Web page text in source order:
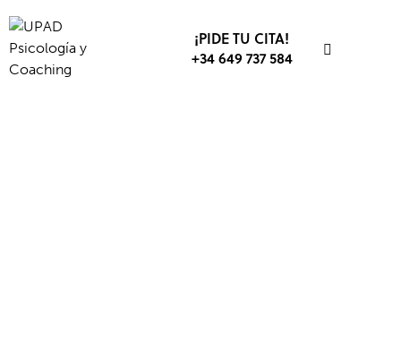
¡PIDE TU CITA!
+34 649 737 584